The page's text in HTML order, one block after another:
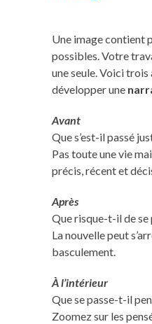
Une image contient
possibles. Votre
une seule. Voici
développer une
Avant
Que s’est-il passé
Pas toute une vie
précis, récent et
Après
Que risque-t-il de se
La nouvelle peut
basculement.
À l’intérieur
Que se passe-t-il
Zoomez sur les